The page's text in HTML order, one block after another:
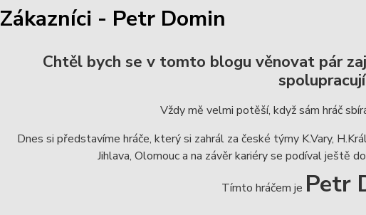
Zákazníci - Petr Domin
Chtěl bych se v tomto blogu věnovat pár
Vždy mě velmi potěší, když sám hráč
Dnes si představíme hráče, který si zahrál za české týmy K.Vary,
Jihlava, Olomouc a na závěr kariéry se podíval ještě
Tímto hráčem je Petr